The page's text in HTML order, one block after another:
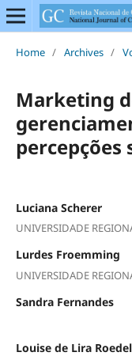
Home / Archives /
Marketing
percepções
Luciana Scherer
UNIVERSIDADE
Lurdes Froemming
UNIVERSIDADE
Sandra Fernandes
Louise de Lira